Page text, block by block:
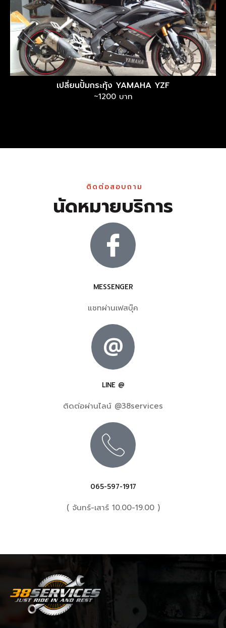
เปลี่ยนปั้มกระทุ้ง YAMAHA YZF
~1200 บาท
ติดต่อสอบถาม
นัดหมายบริการ
MESSENGER
แชทผ่านเฟสบุ๊ค
@
LINE @
ติดต่อผ่านไลน์ @38services
065-597-1917
( จันทร์-เสาร์ 10.00-19.00 )